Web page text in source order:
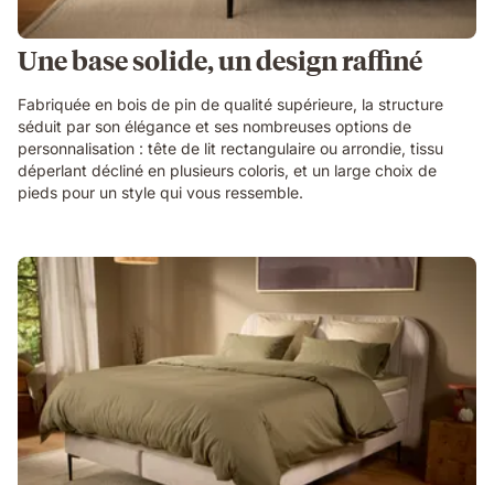
Une base solide, un design raffiné
Fabriquée en bois de pin de qualité supérieure, la structure
séduit par son élégance et ses nombreuses options de
personnalisation : tête de lit rectangulaire ou arrondie, tissu
déperlant décliné en plusieurs coloris, et un large choix de
pieds pour un style qui vous ressemble.